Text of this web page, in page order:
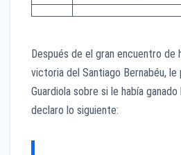
Después de el gran encuentro de
victoria del Santiago Bernabéu, le
Guardiola sobre si le había
declaro lo siguiente: